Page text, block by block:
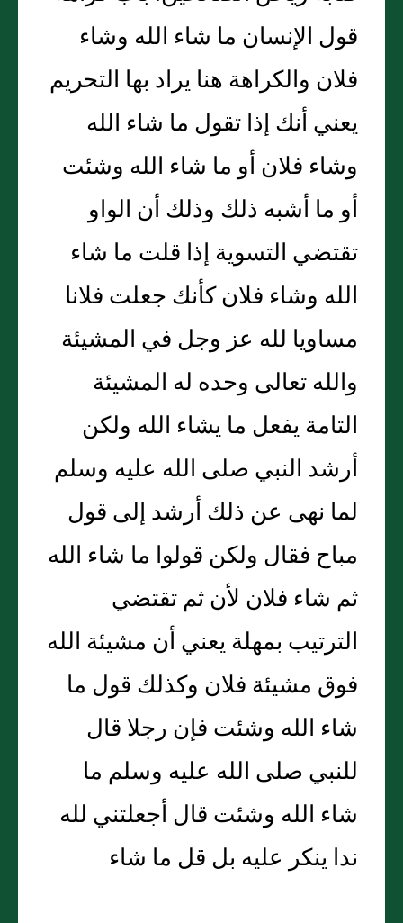
قول الإنسان ما شاء الله وشاء
فلان والكراهة هنا يراد بها التحريم
يعني أنك إذا تقول ما شاء الله
وشاء فلان أو ما شاء الله وشئت
أو ما أشبه ذلك وذلك أن الواو
تقتضي التسوية إذا قلت ما شاء
الله وشاء فلان كأنك جعلت فلانا
مساويا لله عز وجل في المشيئة
والله تعالى وحده له المشيئة
التامة يفعل ما يشاء الله ولكن
أرشد النبي صلى الله عليه وسلم
لما نهى عن ذلك أرشد إلى قول
مباح فقال ولكن قولوا ما شاء الله
ثم شاء فلان لأن ثم تقتضي
الترتيب بمهلة يعني أن مشيئة الله
فوق مشيئة فلان وكذلك قول ما
شاء الله وشئت فإن رجلا قال
للنبي صلى الله عليه وسلم ما
شاء الله وشئت قال أجعلتني لله
ندا ينكر عليه بل قل ما شاء